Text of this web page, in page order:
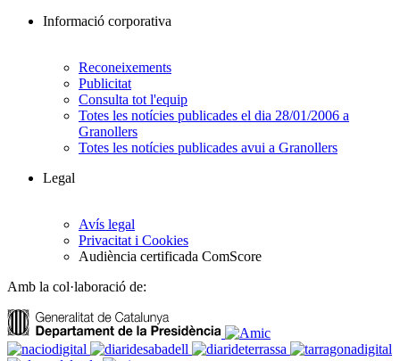
Informació corporativa
Reconeixements
Publicitat
Consulta tot l'equip
Totes les notícies publicades el dia 28/01/2006 a
Granollers
Totes les notícies publicades avui a Granollers
Legal
Avís legal
Privacitat i Cookies
Audiència certificada ComScore
Amb la col·laboració de: